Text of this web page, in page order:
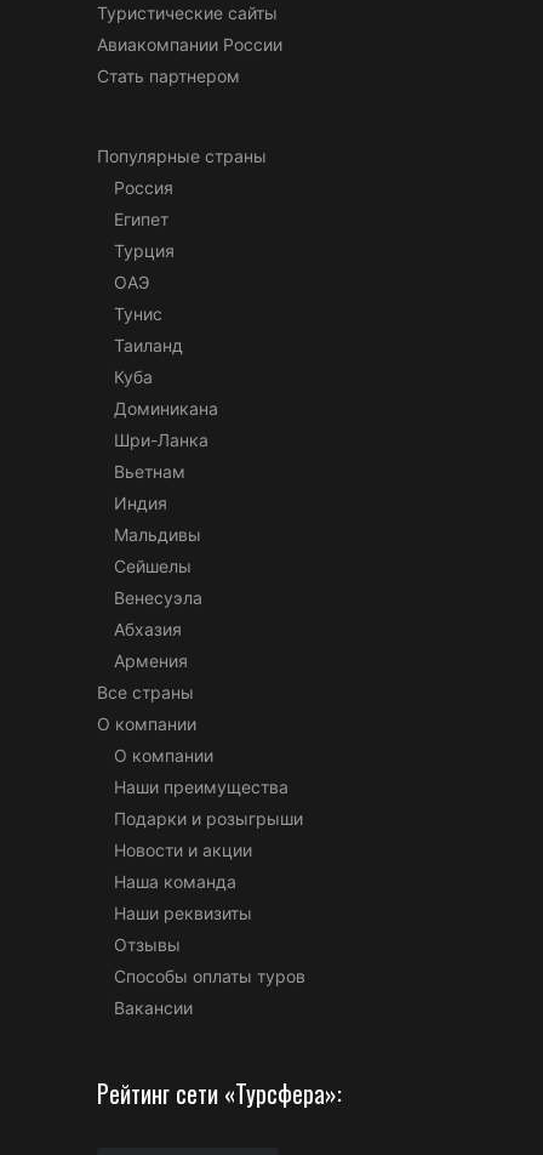
Туристические сайты
Авиакомпании России
Стать партнером
Популярные страны
Россия
Египет
Турция
ОАЭ
Тунис
Таиланд
Куба
Доминикана
Шри-Ланка
Вьетнам
Индия
Мальдивы
Сейшелы
Венесуэла
Абхазия
Армения
Все страны
О компании
О компании
Наши преимущества
Подарки и розыгрыши
Новости и акции
Наша команда
Наши реквизиты
Отзывы
Способы оплаты туров
Вакансии
Рейтинг сети «Турсфера»: